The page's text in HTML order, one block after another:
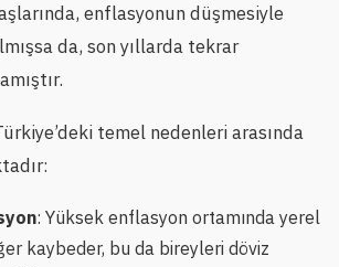
enflasyonun düşmesiyle
da, son yıllarda tekrar
temel nedenleri arasında
: Yüksek enflasyon ortamında yerel
kaybeder, bu da bireyleri döviz